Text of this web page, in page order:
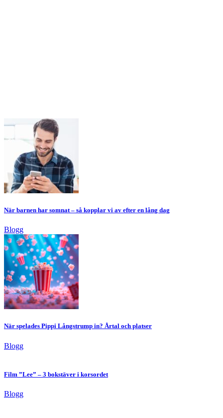
När barnen har somnat – så kopplar vi av efter en lång dag
Blogg
När spelades Pippi Långstrump in? Årtal och platser
Blogg
Film ”Lee” – 3 bokstäver i korsordet
Blogg